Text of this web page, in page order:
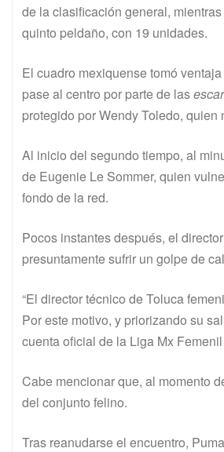
de la clasificación general,
quinto peldaño, con 19 unidades.
El cuadro mexiquense tomó
pase al centro por parte de las
protegido por Wendy Toledo,
Al inicio del segundo tiempo, al
de Eugenie Le Sommer, quien
fondo de la red.
Pocos instantes después, el
presuntamente sufrir un golpe de
“El director técnico de Toluca
Por este motivo, y priorizando su
cuenta oficial de la Liga Mx
Cabe mencionar que, al momento
del conjunto felino.
Tras reanudarse el encuentro,